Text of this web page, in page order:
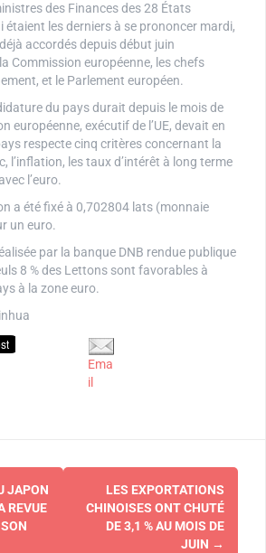
des Finances des 28 États
étaient les derniers à se prononcer mardi,
accordés depuis début juin
Commission européenne, les chefs
et le Parlement européen.
du pays durait depuis le mois de
européenne, exécutif de l’UE, devait en
respecte cinq critères concernant la
l’inflation, les taux d’intérêt à long terme
l’euro.
a été fixé à 0,702804 lats (monnaie
un euro.
par la banque DNB rendue publique
8 % des Lettons sont favorables à
à la zone euro.
Ema
il
JAPON
REVUE
LES EXPORTATIONS
CHINOISES ONT CHUTÉ
DE 3,1 % AU MOIS DE
JUIN →